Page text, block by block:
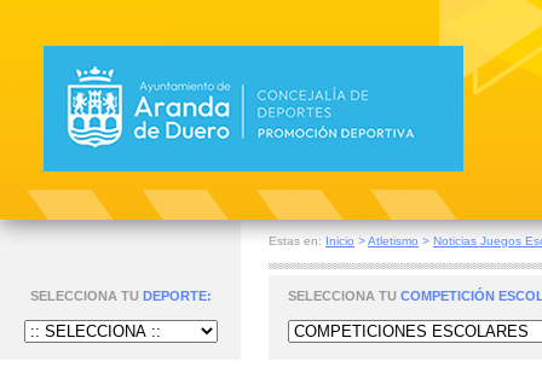
Estas en: Inicio >Atletismo > Noticias Juegos
SELECCIONA TU DEPORTE: SELECCIONA TU COMPETICIÓN